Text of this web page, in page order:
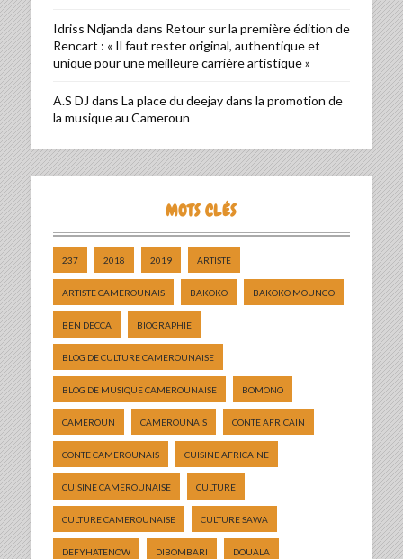
Idriss Ndjanda dans Retour sur la première édition de
Rencart : « Il faut rester original, authentique et
unique pour une meilleure carrière artistique »
A.S DJ dans La place du deejay dans la promotion de
la musique au Cameroun
MOTS CLÉS
237 2018 2019 ARTISTE
ARTISTE CAMEROUNAIS BAKOKO BAKOKO MOUNGO
BEN DECCA BIOGRAPHIE
BLOG DE CULTURE CAMEROUNAISE
BLOG DE MUSIQUE CAMEROUNAISE BOMONO
CAMEROUN CAMEROUNAIS CONTE AFRICAIN
CONTE CAMEROUNAIS CUISINE AFRICAINE
CUISINE CAMEROUNAISE CULTURE
CULTURE CAMEROUNAISE CULTURE SAWA
DEFYHATENOW DIBOMBARI DOUALA